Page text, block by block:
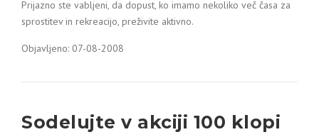
Prijazno ste vabljeni, da dopust, ko imamo nekoliko več časa za
sprostitev in rekreacijo, preživite aktivno.
Objavljeno: 07-08-2008
Sodelujte v akciji 100 klopi